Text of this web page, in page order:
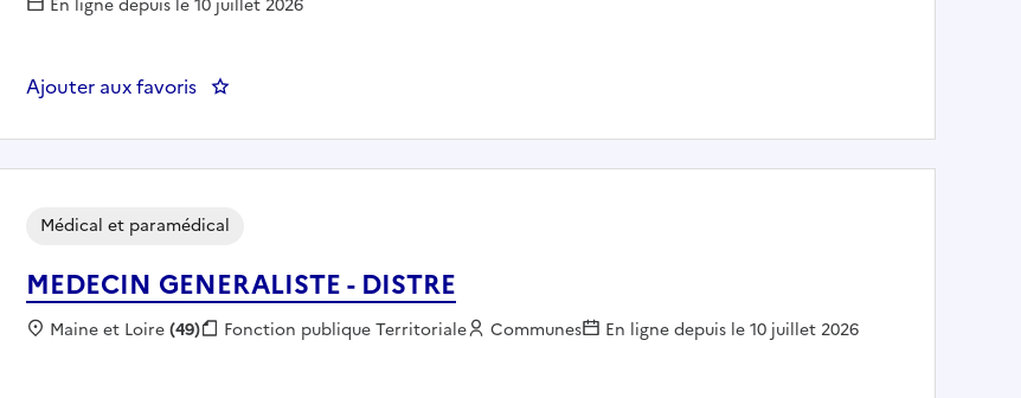
Ajouter aux favoris : PREPARATEUR PHARMACIE HOSPITALIERE 11
MEDECIN GENERALISTE - DISTRE
Médical et paramédical
Localisation :
Maine et Loire(49) Fonction publique :
Fonction publique Territoriale Employeur :
Communes En ligne depuis le 10 juillet 2026